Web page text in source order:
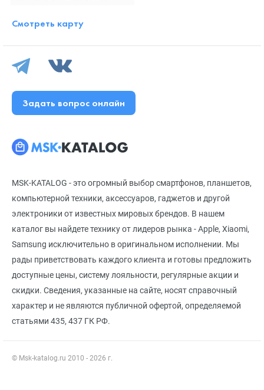
MSK-KATALOG - это огромный выбор смартфонов, планшетов,
компьютерной техники, аксессуаров, гаджетов и другой
электроники от известных мировых брендов. В нашем
каталог вы найдете технику от лидеров рынка - Apple, Xiaomi,
Samsung исключительно в оригинальном исполнении. Мы
рады приветствовать каждого клиента и готовы предложить
доступные цены, систему лояльности, регулярные акции и
скидки. Сведения, указанные на сайте, носят справочный
характер и не являются публичной офертой, определяемой
статьями 435, 437 ГК РФ.
© Msk-katalog.ru 2010 - 2026 г.
Смотреть карту
Задать вопрос онлайн